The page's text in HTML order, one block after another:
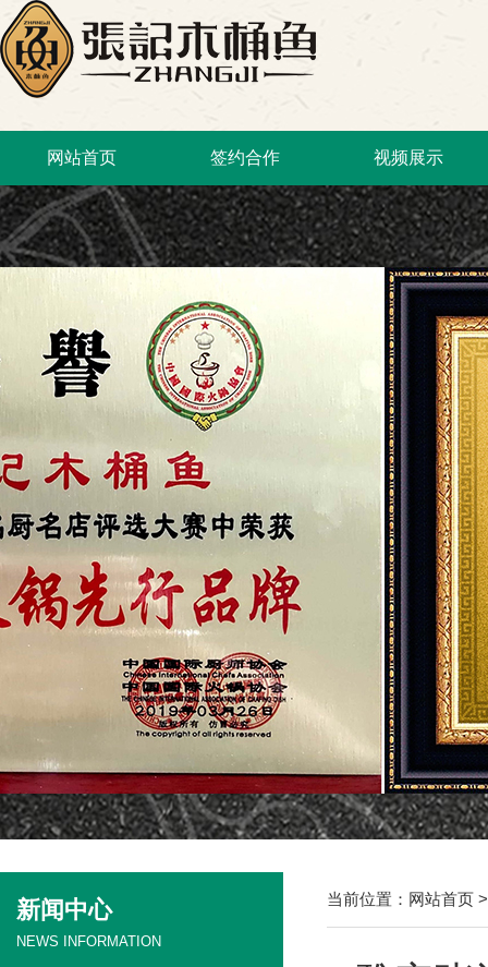
网站首页 签约合作 视频展示
新闻中心
NEWS INFORMATION
当前位置： 网站首页